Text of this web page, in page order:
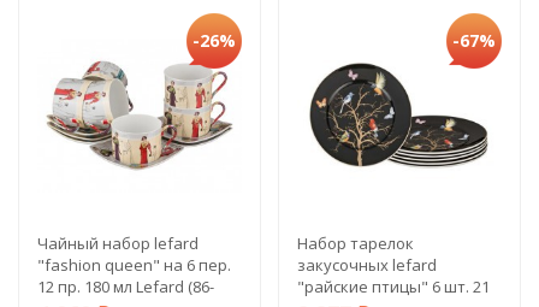
-26%
Чайный набор lefard
"fashion queen" на 6 пер.
12 пр. 180 мл Lefard (86-
-67%
Набор тарелок
закусочных lefard
"райские птицы" 6 шт. 21